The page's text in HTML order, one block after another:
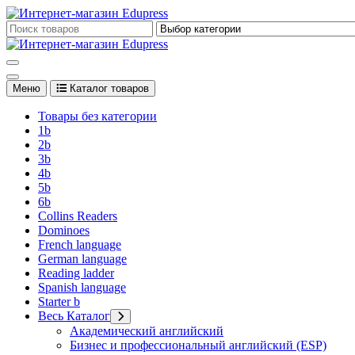
Перейти
к
содержимому
Edupress Uzbekistan, Edupress Узбекистан, книги, учебники на
Меню Каталог товаров
Товары без категории
1b
2b
3b
4b
5b
6b
Collins Readers
Dominoes
French language
German language
Reading ladder
Spanish language
Starter b
Весь Каталог
Академический английский
Бизнес и профессиональный английский (ESP)